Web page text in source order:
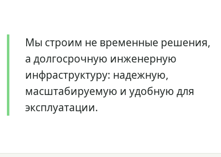
Мы строим не временные решения,
а долгосрочную инженерную
инфраструктуру: надежную,
масштабируемую и удобную для
эксплуатации.